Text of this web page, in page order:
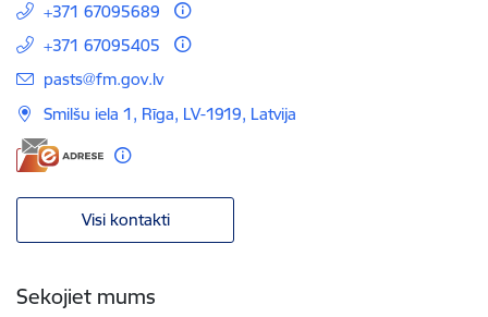
+371 67095689
+371 67095405
E-pasts:
pasts@fm.gov.lv
Smilšu iela 1, Rīga, LV-1919, Latvija
Visi kontakti
Sekojiet mums